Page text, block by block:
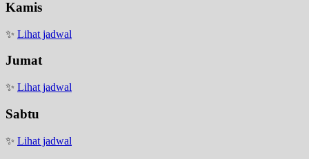
Kamis
✨ Lihat jadwal
Jumat
✨ Lihat jadwal
Sabtu
✨ Lihat jadwal